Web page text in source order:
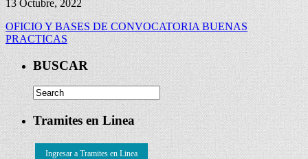
13 Octubre, 2022
OFICIO Y BASES DE CONVOCATORIA BUENAS
PRACTICAS
BUSCAR
Tramites en Linea
Ingresar a Tramites en Linea